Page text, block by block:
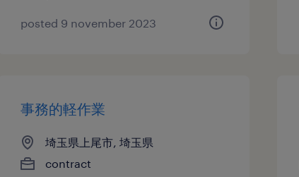
posted 9 november 2023
事務的軽作業
埼玉県上尾市, 埼玉県
contract